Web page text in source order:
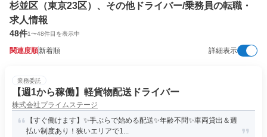
杉並区（東京23区）、その他ドライバー/乗務員の転職・
求人情報
48件1〜48件目を表示中
関連度順新着順 詳細表示
業務委託
【週1から稼働】軽貨物配送ドライバー
株式会社プライムステージ
【すぐ働けます】✨手ぶらで始める配送✨年齢不問✨️車両貸出＆週
払い制度あり！狭いエリアで1...